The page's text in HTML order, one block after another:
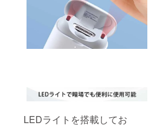
LEDライトを搭載してお